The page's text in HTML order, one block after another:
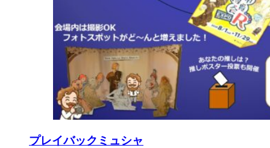
プレイバックミュシャ